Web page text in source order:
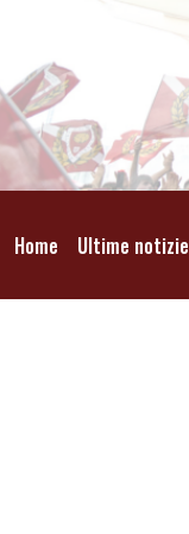
Home Ultime notizie